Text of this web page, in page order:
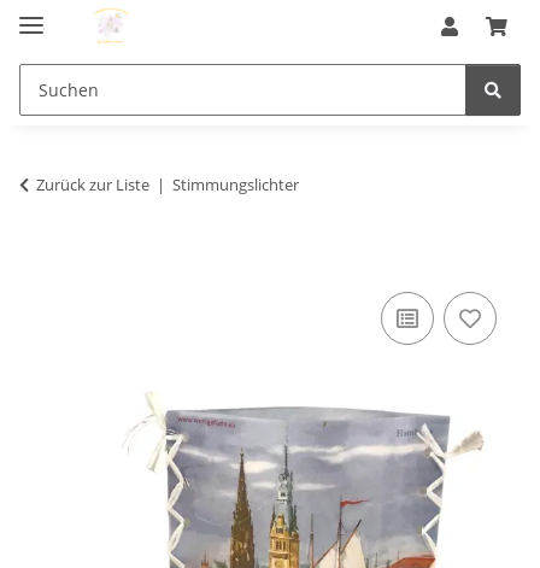
Zurück zur Liste Stimmungslichter